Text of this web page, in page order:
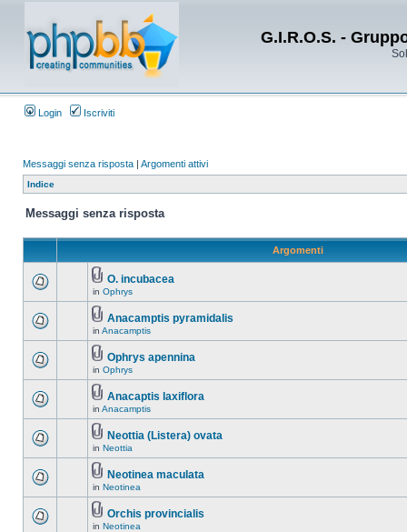
G.I.R.O.S. -
Login Iscriviti
Messaggi senza risposta | Argomenti attivi
Indice
Messaggi senza risposta
Argomenti
O. incubacea
in Ophrys
Anacamptis pyramidalis
in Anacamptis
Ophrys apennina
in Ophrys
Anacaptis laxiflora
in Anacamptis
Neottia (Listera) ovata
in Neottia
Neotinea maculata
in Neotinea
Orchis provincialis
in Neotinea